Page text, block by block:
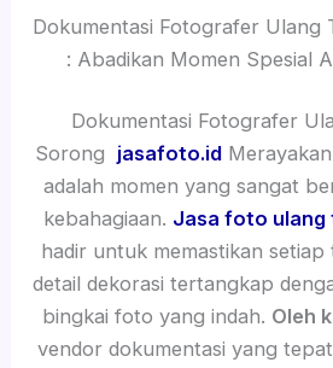
Dokumentasi Fotografer Ulang
: Abadikan Momen Spesial
Dokumentasi Fotografer
Sorong jasafoto.id
adalah momen yang sangat
kebahagiaan. Jasa foto ulang
hadir untuk memastikan setiap
detail dekorasi tertangkap
bingkai foto yang indah. Oleh
vendor dokumentasi yang